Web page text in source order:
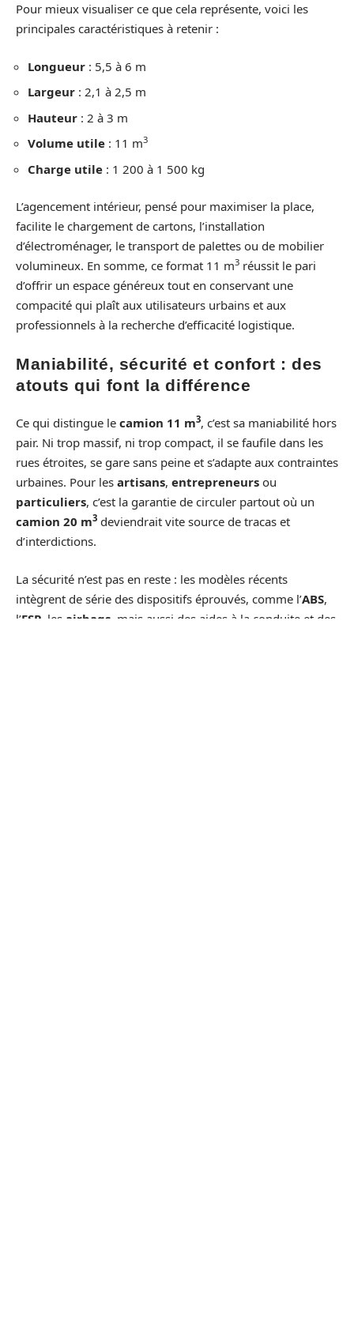
Pour mieux visualiser ce que cela représente, voici les
principales caractéristiques à retenir :
Longueur : 5,5 à 6 m
Largeur : 2,1 à 2,5 m
Hauteur : 2 à 3 m
Volume utile : 11 m3
Charge utile : 1 200 à 1 500 kg
L’agencement intérieur, pensé pour maximiser la place,
facilite le chargement de cartons, l’installation
d’électroménager, le transport de palettes ou de mobilier
volumineux. En somme, ce format 11 m3 réussit le pari
d’offrir un espace généreux tout en conservant une
compacité qui plaît aux utilisateurs urbains et aux
professionnels à la recherche d’efficacité logistique.
Maniabilité, sécurité et confort : des
atouts qui font la différence
Ce qui distingue le camion 11 m3, c’est sa maniabilité hors
pair. Ni trop massif, ni trop compact, il se faufile dans les
rues étroites, se gare sans peine et s’adapte aux contraintes
urbaines. Pour les artisans, entrepreneurs ou
particuliers, c’est la garantie de circuler partout où un
camion 20 m3 deviendrait vite source de tracas et
d’interdictions.
La sécurité n’est pas en reste : les modèles récents
intègrent de série des dispositifs éprouvés, comme l’ABS,
l’ESP , les airbags , mais aussi des aides à la conduite et des